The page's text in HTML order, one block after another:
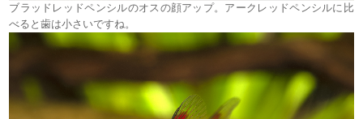
ブラッドレッドペンシルのオスの顔アップ。アークレッドペンシルに比
べると歯は小さいですね。